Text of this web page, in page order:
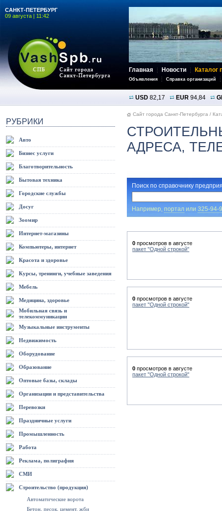
САНКТ-ПЕТЕРБУРГ
09 августа | 11:42
Главная Новости Каталог
Объявления Справка организаций
USD 82,17 EUR 94,84
РУБРИКИ
Авто
Бизнес услуги
Благотворительность
Бытовая техника
Городские службы
Досуг
Зоомир
Интернет-магазины
Компьютеры, интернет
Красота и здоровье
Курсы, тренинги, учебные заведения
Мебель
Медицина, здоровье
Мобильная связь и
телекоммуникации
Музыкальные инструменты
Недвижимость
Оборудование
Образование
Оптовые базы, склады
Организации и представительства
Перевозки
Праздничные услуги
Промышленность
Работа
Реклама, полиграфия
СМИ
Строительство (продукция)
Автоматические ворота
Бетон, песок, цемент, жби
Сайт города Санкт-Петербурга /
АДРЕСА,
Поиск по справочнику
Например, порталили 325-94-
0 просмотров в августе
пакет "Одной строкой"
0 просмотров в августе
пакет "Одной строкой"
0 просмотров в августе
пакет "Одной строкой"